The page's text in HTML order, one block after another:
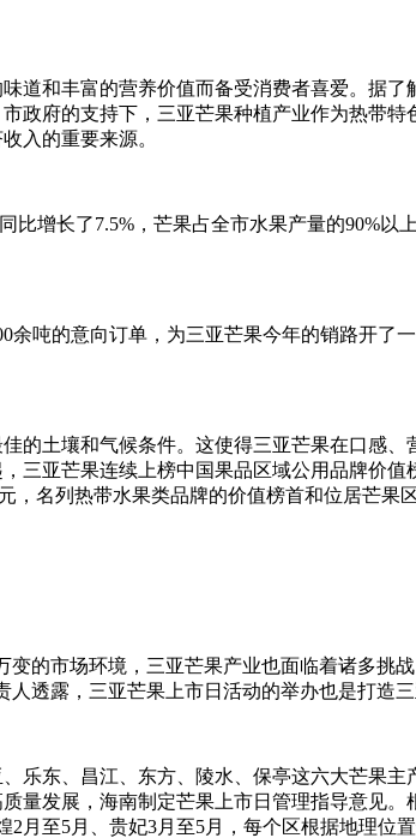
道和丰富的营养价值而备受消费者喜爱。据
政府的支持下，三亚芒果种植产业作为热带
入的重要来源。
比增长了7.5%，芒果占全市水果产量的90%
吨的意向订单，为三亚芒果今年的销路开了
的土壤和气候条件。这使得三亚芒果在口感
三亚芒果连续上榜中国果品区域公用品牌价值
，名列热带水果类品牌的价值榜首和位居芒果
的市场环境，三亚芒果产业也面临着诸多挑
透露，三亚芒果上市日活动的举办也是打造
乐东、昌江、东方、陵水、保亭这六大芒果
量发展，海南制定芒果上市日管理指导意见
月至5月、贵妃3月至5月，每个区根据地理位置